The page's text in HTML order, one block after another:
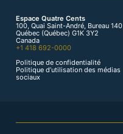
Espace Quatre Cents
100, Quai Saint-André, Bureau 140
Québec (Québec) G1K 3Y2
Canada
+1 418 692-0000
Politique de confidentialité
Politique d’utilisation des médias
sociaux